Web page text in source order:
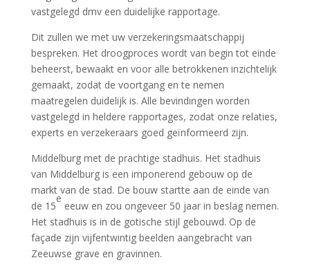
vastgelegd dmv een duidelijke rapportage.
Dit zullen we met uw verzekeringsmaatschappij
bespreken. Het droogproces wordt van begin tot einde
beheerst, bewaakt en voor alle betrokkenen inzichtelijk
gemaakt, zodat de voortgang en te nemen
maatregelen duidelijk is. Alle bevindingen worden
vastgelegd in heldere rapportages, zodat onze relaties,
experts en verzekeraars goed geïnformeerd zijn.
Middelburg met de prachtige stadhuis. Het stadhuis
van Middelburg is een imponerend gebouw op de
markt van de stad. De bouw startte aan de einde van
de 15
e
eeuw en zou ongeveer 50 jaar in beslag nemen.
Het stadhuis is in de gotische stijl gebouwd. Op de
façade zijn vijfentwintig beelden aangebracht van
Zeeuwse grave en gravinnen.